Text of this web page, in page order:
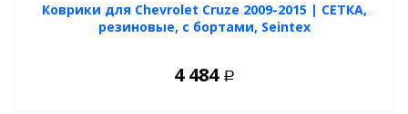
Коврики для Chevrolet Cruze 2009-2015 | СЕТКА,
резиновые, с бортами, Seintex
4 484 Р